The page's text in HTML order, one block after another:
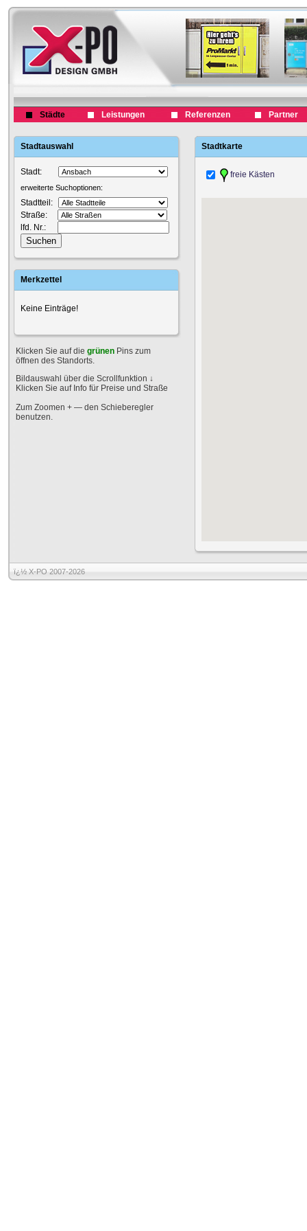
Städte Leistungen Referenzen Partner
Stadtauswahl
Stadt:
erweiterte Suchoptionen:
Stadtteil:
Straße:
lfd. Nr.:
Merkzettel
Keine Einträge!
Klicken Sie auf die grünen Pins zum
öffnen des Standorts.
Bildauswahl über die Scrollfunktion ↓
Klicken Sie auf Info für Preise und Straße
Zum Zoomen + — den Schieberegler
benutzen.
Stadtkarte
freie Kästen
ï¿½ X-PO 2007-2026